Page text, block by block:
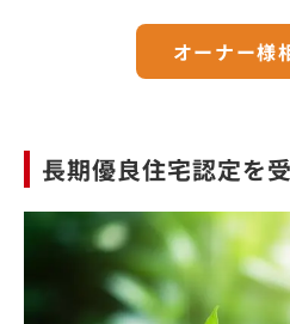
オーナー様
長期優良住宅認定を